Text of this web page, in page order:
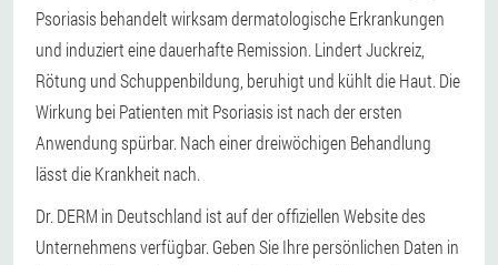
Psoriasis behandelt wirksam dermatologische Erkrankungen
und induziert eine dauerhafte Remission. Lindert Juckreiz,
Rötung und Schuppenbildung, beruhigt und kühlt die Haut. Die
Wirkung bei Patienten mit Psoriasis ist nach der ersten
Anwendung spürbar. Nach einer dreiwöchigen Behandlung
lässt die Krankheit nach.
Dr. DERM in Deutschland ist auf der offiziellen Website des
Unternehmens verfügbar. Geben Sie Ihre persönlichen Daten in